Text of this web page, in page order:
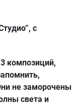
с
композиций,
не заморочены
света и